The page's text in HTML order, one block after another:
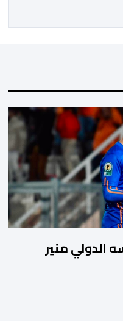
الدولي منير